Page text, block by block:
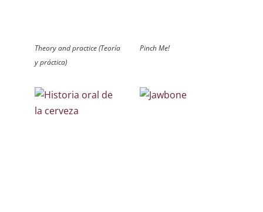
Theory and practice (Teoría
y práctica)
Pinch Me!